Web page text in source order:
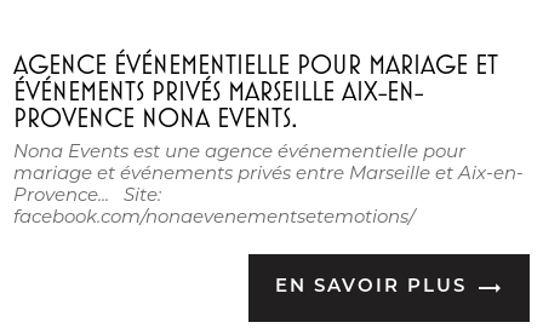
AGENCE ÉVÉNEMENTIELLE POUR MARIAGE ET
ÉVÉNEMENTS PRIVÉS MARSEILLE AIX-EN-
PROVENCE NONA EVENTS.
Nona Events est une agence événementielle pour
mariage et événements privés entre Marseille et Aix-en-
Provence... Site:
facebook.com/nonaevenementsetemotions/
EN SAVOIR PLUS